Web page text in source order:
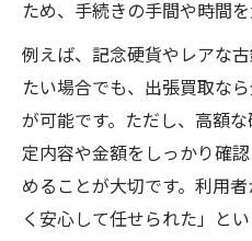
ため、手続きの手間や時間を
例えば、記念硬貨やレアな
たい場合でも、出張買取な
が可能です。ただし、高額
定内容や金額をしっかり確
めることが大切です。利用
く安心して任せられた」と